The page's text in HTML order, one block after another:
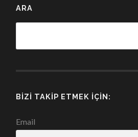
ARA
BIZI TAKIP ETMEK İÇIN:
Email